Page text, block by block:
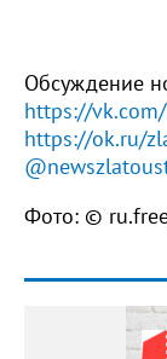
Обсуждение
https://
https://ok.ru/
Фото: ©